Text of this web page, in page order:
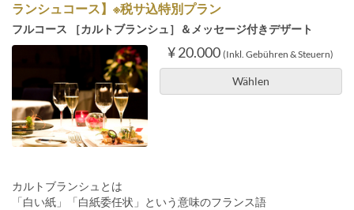
ランシュコース】※税サ込特別プラン
フルコース ［カルトブランシュ］＆メッセージ付きデザート
¥ 20.000 (Inkl. Gebühren & Steuern)
Wählen
カルトブランシュとは
「白い紙」「白紙委任状」という意味のフランス語